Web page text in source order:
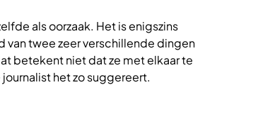
als oorzaak. Het is enigszins
van twee zeer verschillende dingen
betekent niet dat ze met elkaar te
het zo suggereert.